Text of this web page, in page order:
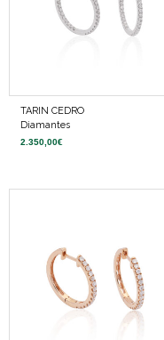
TARIN CEDRO
Diamantes
2.350,00€